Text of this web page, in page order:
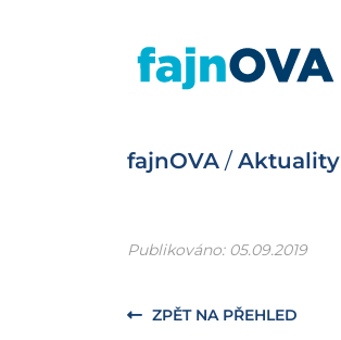
fajnOVA / Aktuality
Publikováno: 05.09.2019
ZPĚT NA PŘEHLED